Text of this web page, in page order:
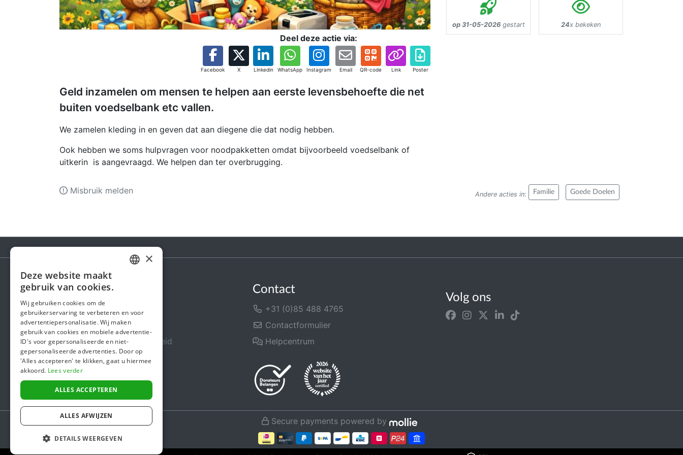
Deel deze actie via:
Facebook X Linkedin WhatsApp Instagram Email QR-code Link Poster
Geld inzamelen om mensen te helpen aan eerste levensbehoefte die net
buiten voedselbank etc vallen.
We zamelen kleding in en geven dat aan diegene die dat nodig hebben.
Ook hebben we soms hulpvragen voor noodpakketten omdat bijvoorbeeld voedselbank of
uitkerin is aangevraagd. We helpen dan ter overbrugging.
op 31-05-2026gestart 24x bekeken
Andere acties in: Familie Goede Doelen
Misbruik melden
Steunactie
Over ons
In de media
Veiligheid & Betrouwbaarheid
Algemene voorwaarden
Privacybeleid
Cookiebeleid
Contact
+31 (0)85 488 4765
Contactformulier
Helpcentrum
Volg ons
Secure payments powered by
ENGLISH
×
Deze website maakt
gebruik van cookies.
Wij gebruiken cookies om de
gebruikerservaring te verbeteren en voor
advertentiepersonalisatie. Wij maken
gebruik van cookies en mobiele advertentie-
ID's voor gepersonaliseerde en niet-
gepersonaliseerde advertenties. Door op
'Alles accepteren' te klikken, gaat u hiermee
akkoord. Lees verder
ALLES ACCEPTEREN
ALLES AFWIJZEN
DETAILS WEERGEVEN